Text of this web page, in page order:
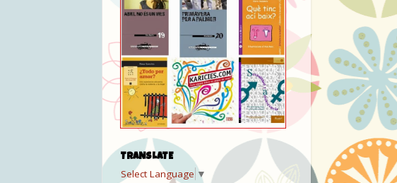
TRANSLATE
Select Language ▼